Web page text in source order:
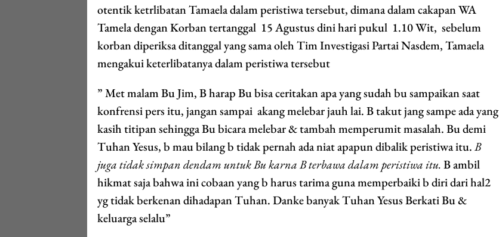
otentik ketrlibatan Tamaela dalam peristiwa tersebut, dimana dalam cakapan WA
Tamela dengan Korban tertanggal 15 Agustus dini hari pukul 1.10 Wit, sebelum
korban diperiksa ditanggal yang sama oleh Tim Investigasi Partai Nasdem, Tamaela
mengakui keterlibatanya dalam peristiwa tersebut
” Met malam Bu Jim, B harap Bu bisa ceritakan apa yang sudah bu sampaikan saat
konfrensi pers itu, jangan sampai akang melebar jauh lai. B takut jang sampe ada yang
kasih titipan sehingga Bu bicara melebar & tambah memperumit masalah. Bu demi
Tuhan Yesus, b mau bilang b tidak pernah ada niat apapun dibalik peristiwa itu.B
juga tidak simpan dendam untuk Bu karna B terbawa dalam peristiwa itu.B ambil
hikmat saja bahwa ini cobaan yang b harus tarima guna memperbaiki b diri dari hal2
yg tidak berkenan dihadapan Tuhan. Danke banyak Tuhan Yesus Berkati Bu &
keluarga selalu”